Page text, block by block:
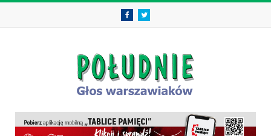
FacebookTwitter